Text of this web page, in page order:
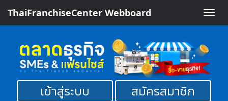
Toggle
ThaiFranchiseCenter Webboard
เข้าสู่ระบบ
สมัครสมาชิก